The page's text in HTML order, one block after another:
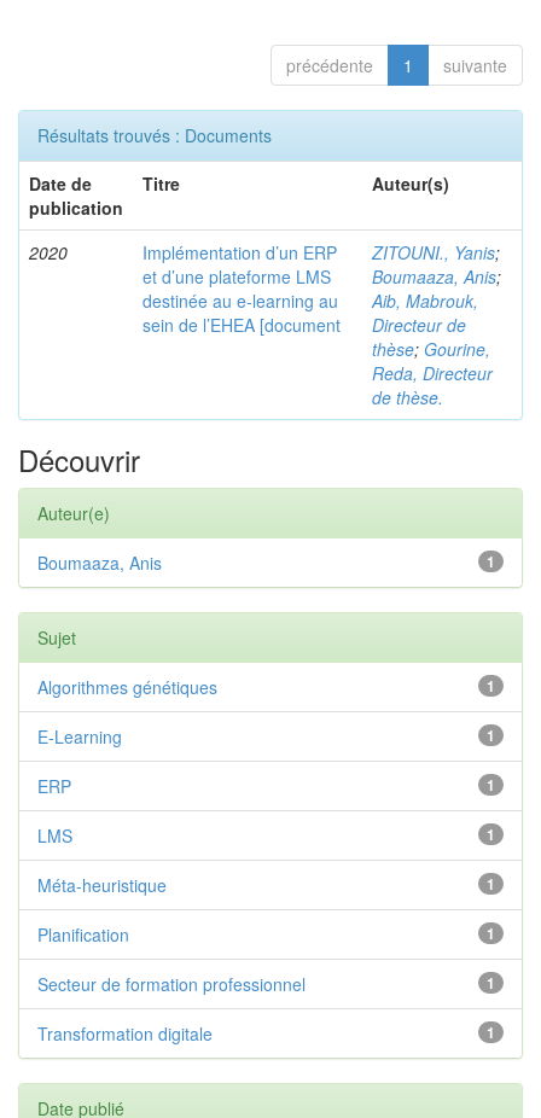
précédente 1 suivante
Résultats trouvés : Documents
Date de
publication
Titre Auteur(s)
2020
Implémentation d’un ERP
et d’une plateforme LMS
destinée au e-learning au
sein de l’EHEA [document
ZITOUNI., Yanis;
Boumaaza, Anis;
Aib, Mabrouk,
Directeur de
thèse; Gourine,
Reda, Directeur
de thèse.
Découvrir
Auteur(e)
1
Boumaaza, Anis
Sujet
1
Algorithmes génétiques
1
E-Learning
1
ERP
1
LMS
1
Méta-heuristique
1
Planification
1
Secteur de formation professionnel
1
Transformation digitale
Date publié